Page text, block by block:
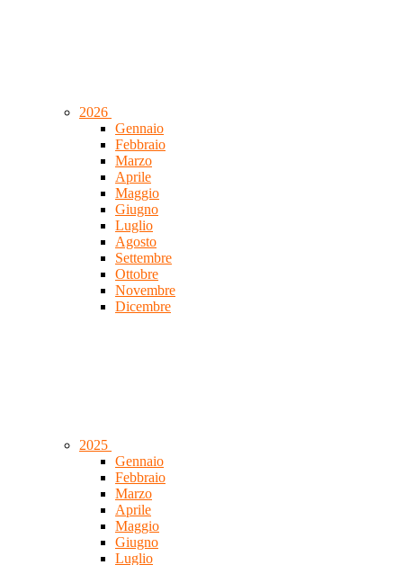
2026
Gennaio
Febbraio
Marzo
Aprile
Maggio
Giugno
Luglio
Agosto
Settembre
Ottobre
Novembre
Dicembre
2025
Gennaio
Febbraio
Marzo
Aprile
Maggio
Giugno
Luglio